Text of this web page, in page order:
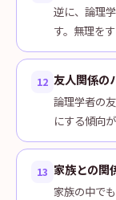
逆に、論理
す。無理を
12 友人関係の
論理学者の
にする傾向
13 家族との関
家族の中で